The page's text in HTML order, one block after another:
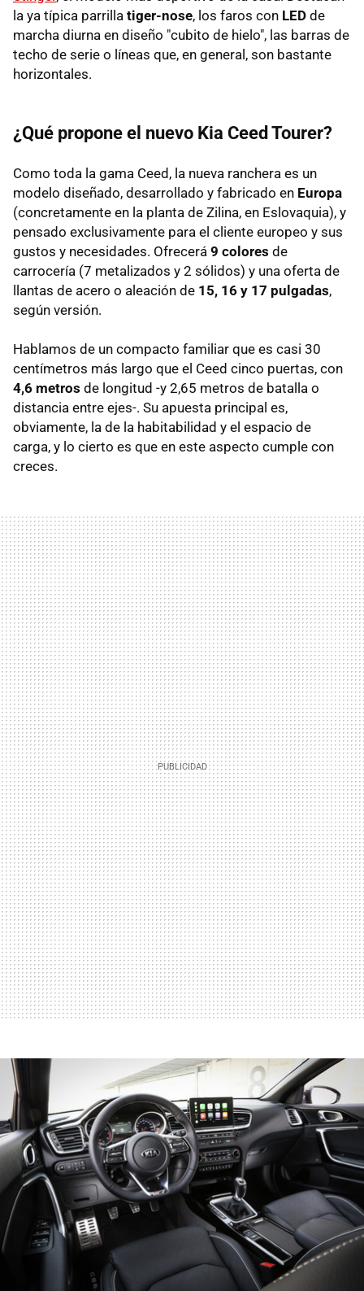
la ya típica parrilla tiger-nose, los faros con LED de
marcha diurna en diseño "cubito de hielo", las barras de
techo de serie o líneas que, en general, son bastante
horizontales.
¿Qué propone el nuevo Kia Ceed Tourer?
Como toda la gama Ceed, la nueva ranchera es un
modelo diseñado, desarrollado y fabricado en Europa
(concretamente en la planta de Zilina, en Eslovaquia), y
pensado exclusivamente para el cliente europeo y sus
gustos y necesidades. Ofrecerá 9 colores de
carrocería (7 metalizados y 2 sólidos) y una oferta de
llantas de acero o aleación de 15, 16 y 17 pulgadas,
según versión.
Hablamos de un compacto familiar que es casi 30
centímetros más largo que el Ceed cinco puertas, con
4,6 metros de longitud -y 2,65 metros de batalla o
distancia entre ejes-. Su apuesta principal es,
obviamente, la de la habitabilidad y el espacio de
carga, y lo cierto es que en este aspecto cumple con
creces.